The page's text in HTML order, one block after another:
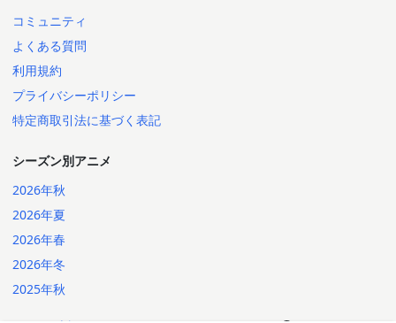
コミュニティ
よくある質問
利用規約
プライバシーポリシー
特定商取引法に基づく表記
シーズン別アニメ
2026年秋
2026年夏
2026年春
2026年冬
2025年秋